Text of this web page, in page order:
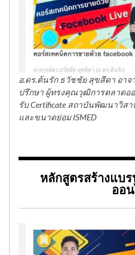
อ.ดร.ต้นรัก ธวัชชัย สุขสีดา อา
ปรึกษา ผู้ทรงคุณวุฒิการตลาดอ
รับ Certificate สถาบันพัฒนาวิส
และขนาดย่อม ISMED
หลักสูตรสร้างแบ
ออ